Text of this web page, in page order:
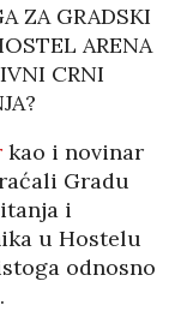
ZA GRADSKI
ARENA
CRNI
kao i novinar
Gradu
i
u Hostelu
odnosno